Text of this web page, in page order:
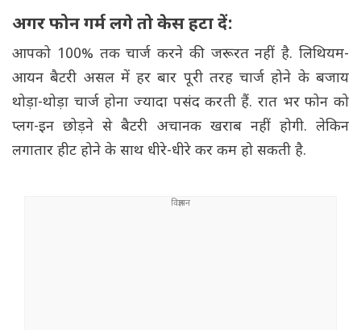
अगर फोन गर्म लगे तो केस हटा दें:
आपको 100% तक चार्ज करने की जरूरत नहीं है. लिथियम-
आयन बैटरी असल में हर बार पूरी तरह चार्ज होने के बजाय
थोड़ा-थोड़ा चार्ज होना ज्यादा पसंद करती हैं. रात भर फोन को
प्लग-इन छोड़ने से बैटरी अचानक खराब नहीं होगी. लेकिन
लगातार हीट होने के साथ धीरे-धीरे कर कम हो सकती है.